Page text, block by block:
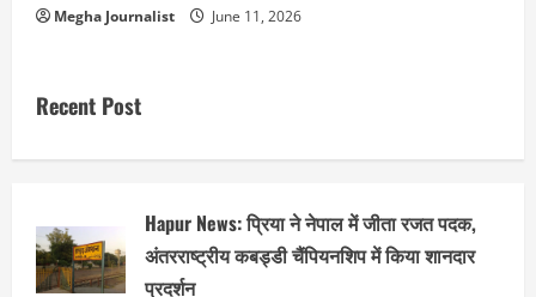
Megha Journalist June 11, 2026
Recent Post
Hapur News: प्रिया ने नेपाल में जीता रजत पदक,
अंतरराष्ट्रीय कबड्डी चैंपियनशिप में किया शानदार
प्रदर्शन